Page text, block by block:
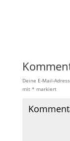
Deine E-Mail-
mit * markiert